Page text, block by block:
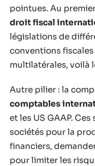
pointues. Au
droit fiscal
législations de
conventions
multilatérales, voilà
Autre pilier : la
comptables
et les US GAAP.
sociétés pour la
financiers,
pour limiter les